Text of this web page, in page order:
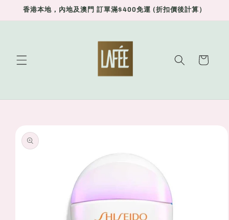
Skip to
香港本地，內地及澳門 訂單滿$400免運 (折扣價後計算）
Cart
product
information